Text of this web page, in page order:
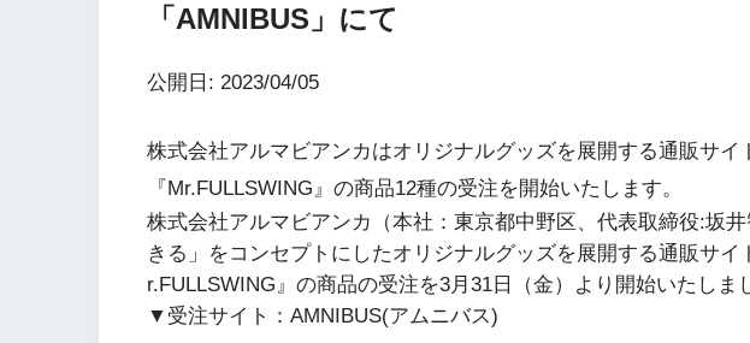
「AMNIBUS」にて
公開日: 2023/04/05
株式会社アルマビアンカはオリジナルグッズを展開する通販サイ
『Mr.FULLSWING』の商品12種の受注を開始いたします。
株式会社アルマビアンカ（本社：東京都中野区、代表取締役:坂
きる」をコンセプトにしたオリジナルグッズを展開する通販サイ
r.FULLSWING』の商品の受注を3月31日（金）より開始いたしま
▼受注サイト：AMNIBUS(アムニバス)